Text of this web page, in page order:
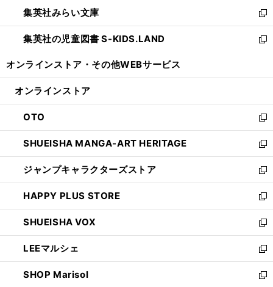
く
で
開
く
ド
ウ
で
ィ
ン
ド
開
集英社みらい文庫
新
し
い
ン
ウ
で
開
く
集英社の児童図書 S-KIDS.LAND
新
ウ
ン
ド
ウ
で
開
く
オンラインストア・ その他WEBサービス
オンラインストア
OTO
新
し
い
ウ
ィ
ン
ド
ウ
で
開
く
SHUEISHA MANGA-ART HERITAGE
新
し
い
ウ
ィ
ン
ド
ウ
で
開
く
ジャンプキャラクターズストア
新
し
い
ウ
ィ
ン
ド
ウ
で
HAPPY PLUS STORE
新
し
い
ウ
ィ
ン
ド
SHUEISHA VOX
新
し
い
ウ
ィ
LEEマルシェ
新
し
い
SHOP Marisol
新